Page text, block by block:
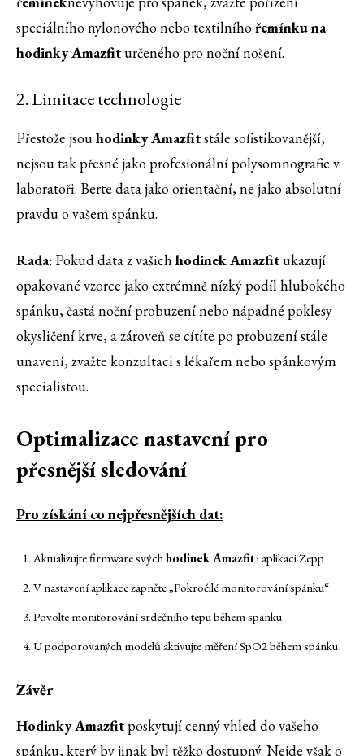
speciálního nylonového nebo textilníhořemínku na
hodinky Amazfiturčeného pro noční nošení.
2. Limitace technologie
Přestože jsouhodinky Amazfitstále sofistikovanější,
nejsou tak přesné jako profesionální polysomnografie v
laboratoři. Berte data jako orientační, ne jako absolutní
pravdu o vašem spánku.
Rada: Pokud data z vašichhodinek Amazfitukazují
opakované vzorce jako extrémně nízký podíl hlubokého
spánku, častá noční probuzení nebo nápadné poklesy
okysličení krve, a zároveň se cítíte po probuzení stále
unavení, zvažte konzultaci s lékařem nebo spánkovým
specialistou.
Optimalizace nastavení pro
přesnější sledování
Pro získání co nejpřesnějších dat:
Aktualizujte firmware svýchhodinek Amazfiti aplikaci Zepp
V nastavení aplikace zapněte „Pokročilé monitorování spánku“
Povolte monitorování srdečního tepu během spánku
U podporovaných modelů aktivujte měření SpO2 během spánku
Závěr
Hodinky Amazfitposkytují cenný vhled do vašeho
spánku, který by jinak byl těžko dostupný. Nejde však o